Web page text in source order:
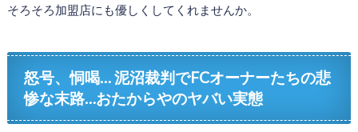
そろそろ加盟店にも優しくしてくれませんか。
怒号、恫喝… 泥沼裁判でFCオーナーたちの悲
惨な末路…おたからやのヤバい実態